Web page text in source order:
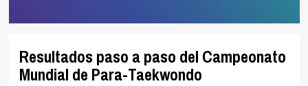
Resultados paso a paso del Campeonato
Mundial de Para-Taekwondo